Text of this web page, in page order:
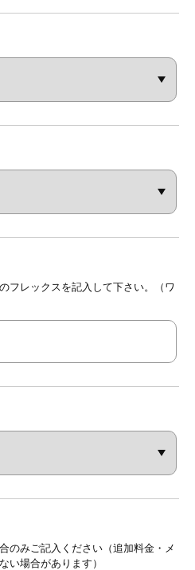
フレックスを記入して下さい。（ワ
のみご記入ください（追加料金・メ
い場合があります）